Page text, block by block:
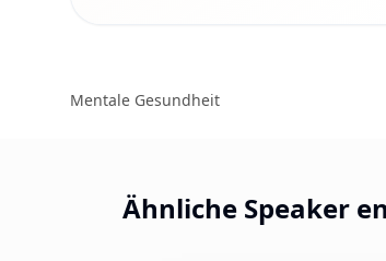
Mentale Gesundheit
Ähnliche Speaker